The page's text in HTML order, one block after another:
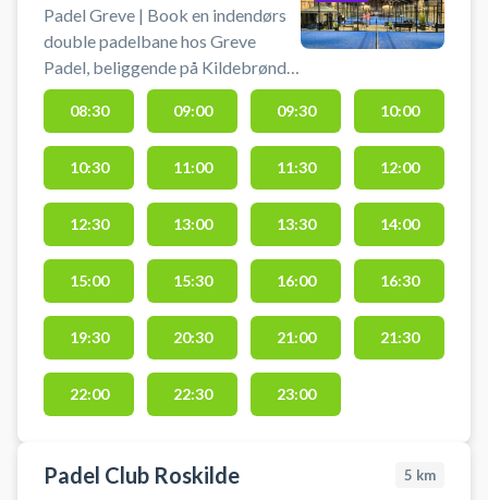
Padel Greve | Book en indendørs
double padelbane hos Greve
Padel, beliggende på Kildebrønde
Landevej 41, 2670 Greve Strand.
Greve Padelcenter tilbyder gratis
parkering ved booking af
padelbaner i deres padelcenter i
Greve. Padelcentret i Greve er
opvarmet, nemt at komme til og
drives af et dedikeret team, som
altid har den gode padel tennis
oplevelse i fokus. Padelhallen hos
Greve Padel er nu isoleret og
opvarmet til 17 grader året rundt.
08:30 09:00 09:30 10:00
10:30 11:00 11:30 12:00
12:30 13:00 13:30 14:00
15:00 15:30 16:00 16:30
19:30 20:30 21:00 21:30
22:00 22:30 23:00
Padel Club Roskilde 5 km